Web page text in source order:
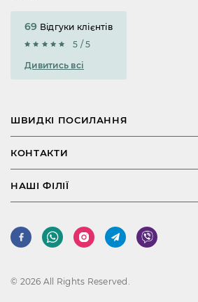
69 Відгуки клієнтів
5 / 5
Дивитись всі
ШВИДКІ ПОСИЛАННЯ
КОНТАКТИ
НАШІ ФІЛІЇ
© 2026 All Rights Reserved.